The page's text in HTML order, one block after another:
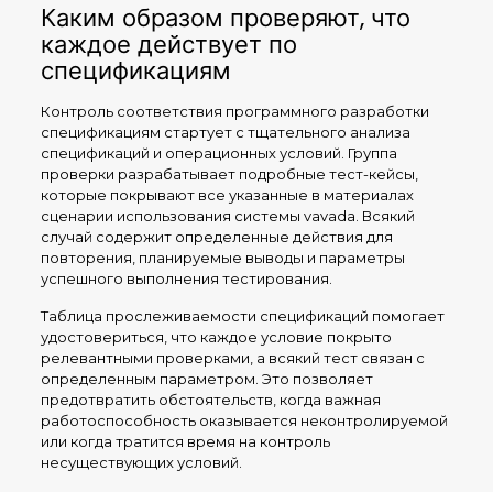
Каким образом проверяют, что
каждое действует по
спецификациям
Контроль соответствия программного разработки
спецификациям стартует с тщательного анализа
спецификаций и операционных условий. Группа
проверки разрабатывает подробные тест-кейсы,
которые покрывают все указанные в материалах
сценарии использования системы vavada. Всякий
случай содержит определенные действия для
повторения, планируемые выводы и параметры
успешного выполнения тестирования.
Таблица прослеживаемости спецификаций помогает
удостовериться, что каждое условие покрыто
релевантными проверками, а всякий тест связан с
определенным параметром. Это позволяет
предотвратить обстоятельств, когда важная
работоспособность оказывается неконтролируемой
или когда тратится время на контроль
несуществующих условий.